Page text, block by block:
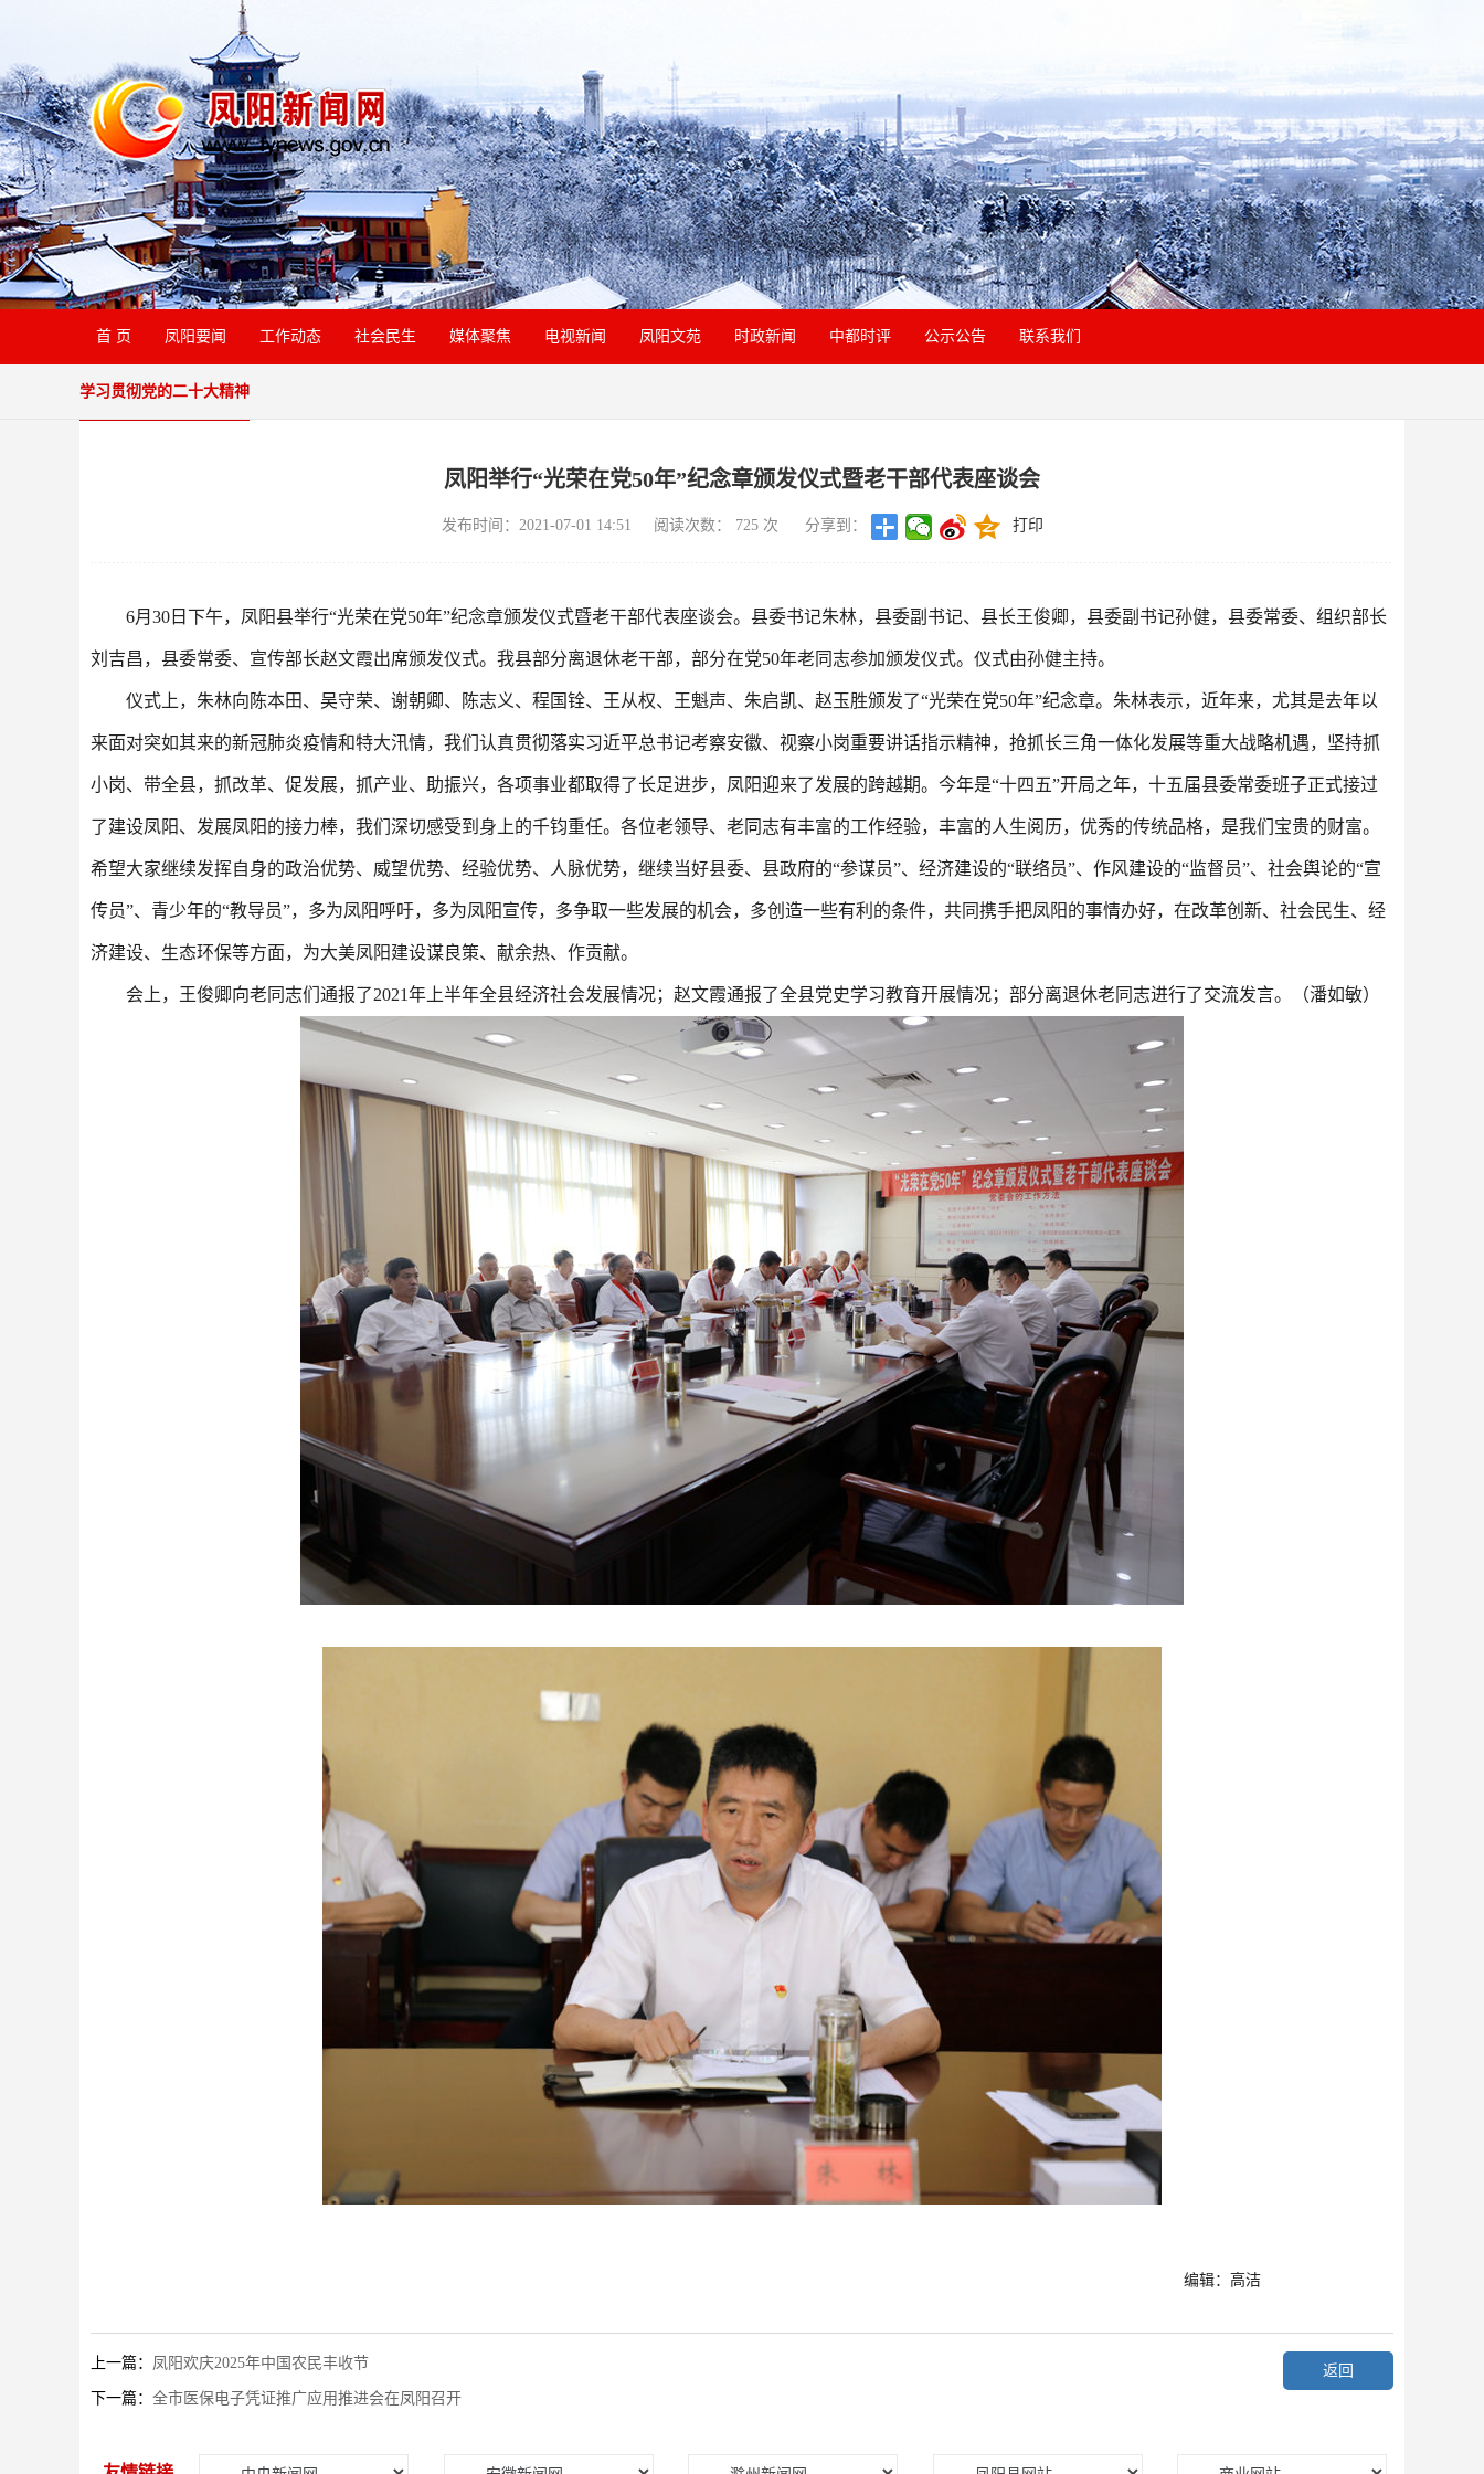
首 页 凤阳要闻 工作动态 社会民生 媒体聚焦 电视新闻 凤阳文苑 时政新闻 中都时评 公示公告 联系我们
学习贯彻党的二十大精神
凤阳举行“光荣在党50年”纪念章颁发仪式暨老干部代表座谈会
发布时间：2021-07-01 14:51 阅读次数： 725次 分享到： 打印
6月30日下午，凤阳县举行“光荣在党50年”纪念章颁发仪式暨老干部代表座谈会。县委书记朱林，县委副书记、县长王俊卿，县委副书记孙健，县委常委、组织部长
刘吉昌，县委常委、宣传部长赵文霞出席颁发仪式。我县部分离退休老干部，部分在党50年老同志参加颁发仪式。仪式由孙健主持。
仪式上，朱林向陈本田、吴守荣、谢朝卿、陈志义、程国铨、王从权、王魁声、朱启凯、赵玉胜颁发了“光荣在党50年”纪念章。朱林表示，近年来，尤其是去年以
来面对突如其来的新冠肺炎疫情和特大汛情，我们认真贯彻落实习近平总书记考察安徽、视察小岗重要讲话指示精神，抢抓长三角一体化发展等重大战略机遇，坚持抓
小岗、带全县，抓改革、促发展，抓产业、助振兴，各项事业都取得了长足进步，凤阳迎来了发展的跨越期。今年是“十四五”开局之年，十五届县委常委班子正式接过
了建设凤阳、发展凤阳的接力棒，我们深切感受到身上的千钧重任。各位老领导、老同志有丰富的工作经验，丰富的人生阅历，优秀的传统品格，是我们宝贵的财富。
希望大家继续发挥自身的政治优势、威望优势、经验优势、人脉优势，继续当好县委、县政府的“参谋员”、经济建设的“联络员”、作风建设的“监督员”、社会舆论的“宣
传员”、青少年的“教导员”，多为凤阳呼吁，多为凤阳宣传，多争取一些发展的机会，多创造一些有利的条件，共同携手把凤阳的事情办好，在改革创新、社会民生、经
济建设、生态环保等方面，为大美凤阳建设谋良策、献余热、作贡献。
会上，王俊卿向老同志们通报了2021年上半年全县经济社会发展情况；赵文霞通报了全县党史学习教育开展情况；部分离退休老同志进行了交流发言。（潘如敏）
编辑：高洁
返回
上一篇： 凤阳欢庆2025年中国农民丰收节
下一篇： 全市医保电子凭证推广应用推进会在凤阳召开